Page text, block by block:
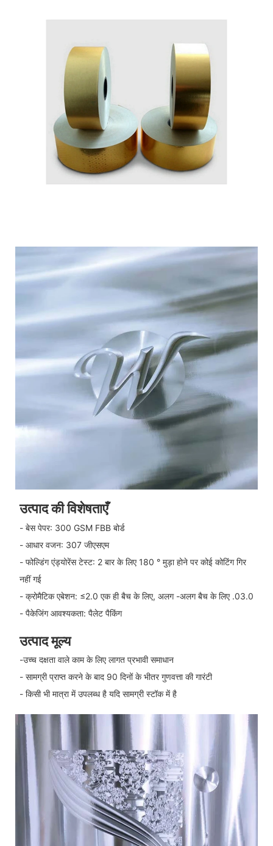
उत्पाद की विशेषताएँ
- बेस पेपर: 300 GSM FBB बोर्ड
- आधार वजन: 307 जीएसएम
- फोल्डिंग एंड्योरेंस टेस्ट: 2 बार के लिए 180 ° मुड़ा होने पर कोई कोटिंग गिर
नहीं गई
- क्रोमैटिक एबेशन: ≤2.0 एक ही बैच के लिए, अलग -अलग बैच के लिए .03.0
- पैकेजिंग आवश्यकता: पैलेट पैकिंग
उत्पाद मूल्य
-उच्च दक्षता वाले काम के लिए लागत प्रभावी समाधान
- सामग्री प्राप्त करने के बाद 90 दिनों के भीतर गुणवत्ता की गारंटी
- किसी भी मात्रा में उपलब्ध है यदि सामग्री स्टॉक में है